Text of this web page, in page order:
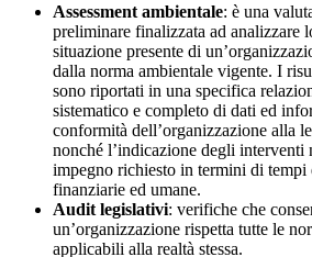
Assessment ambientale: è una
preliminare finalizzata ad analizzare
situazione presente di
dalla norma ambientale vigente. I
sono riportati in una specifica
sistematico e completo di dati ed
conformità dell’organizzazione alla
nonché l’indicazione degli interventi
impegno richiesto in termini di tempi
finanziarie ed umane.
Audit legislativi: verifiche che
un’organizzazione rispetta tutte le
applicabili alla realtà stessa.